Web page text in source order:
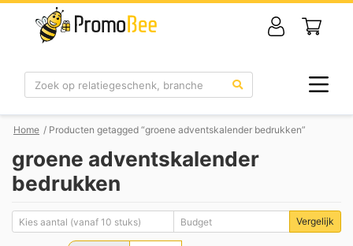
Zoek
Home / Producten getagged “groene adventskalender bedrukken”
groene adventskalender
bedrukken
Vergelijk